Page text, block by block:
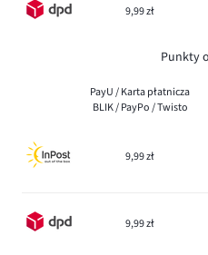
9,99 zł
Punkty
PayU / Karta płatnicza
BLIK / PayPo / Twisto
9,99 zł
9,99 zł